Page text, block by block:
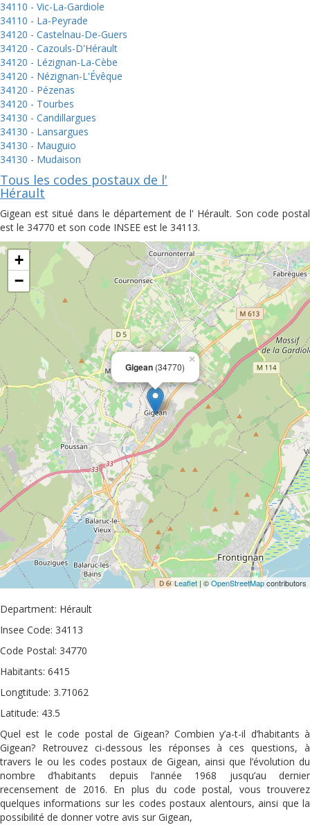
34110 - Vic-La-Gardiole
34110 - La-Peyrade
34120 - Castelnau-De-Guers
34120 - Cazouls-D'Hérault
34120 - Lézignan-La-Cèbe
34120 - Nézignan-L'Évêque
34120 - Pézenas
34120 - Tourbes
34130 - Candillargues
34130 - Lansargues
34130 - Mauguio
34130 - Mudaison
Tous les codes postaux de l'
Hérault
Gigean est situé dans le département de l' Hérault. Son code postal
est le 34770 et son code INSEE est le 34113.
Gigean (34770)
×
+
−
Leaflet | ©OpenStreetMapcontributors
Department: Hérault
Insee Code: 34113
Code Postal: 34770
Habitants: 6415
Longtitude: 3.71062
Latitude: 43.5
Quel est le code postal de Gigean? Combien y’a-t-il d’habitants à
Gigean? Retrouvez ci-dessous les réponses à ces questions, à
travers le ou les codes postaux de Gigean, ainsi que l’évolution du
nombre d’habitants depuis l’année 1968 jusqu’au dernier
recensement de 2016. En plus du code postal, vous trouverez
quelques informations sur les codes postaux alentours, ainsi que la
possibilité de donner votre avis sur Gigean,